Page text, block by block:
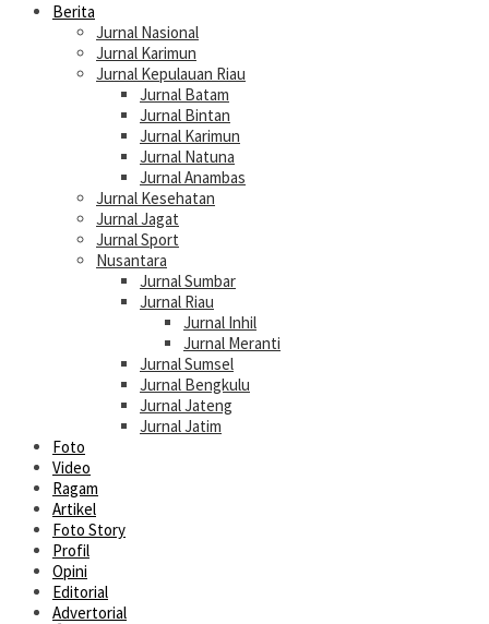
Berita
Jurnal Nasional
Jurnal Karimun
Jurnal Kepulauan Riau
Jurnal Batam
Jurnal Bintan
Jurnal Karimun
Jurnal Natuna
Jurnal Anambas
Jurnal Kesehatan
Jurnal Jagat
Jurnal Sport
Nusantara
Jurnal Sumbar
Jurnal Riau
Jurnal Inhil
Jurnal Meranti
Jurnal Sumsel
Jurnal Bengkulu
Jurnal Jateng
Jurnal Jatim
Foto
Video
Ragam
Artikel
Foto Story
Profil
Opini
Editorial
Advertorial